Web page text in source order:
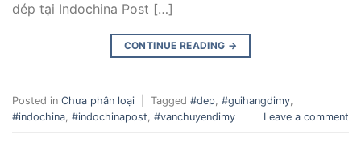
dép tại Indochina Post […]
CONTINUE READING →
Posted in Chưa phân loại Tagged #dep #guihangdimy
#indochina #indochinapost #vanchuyendimy Leave a comment